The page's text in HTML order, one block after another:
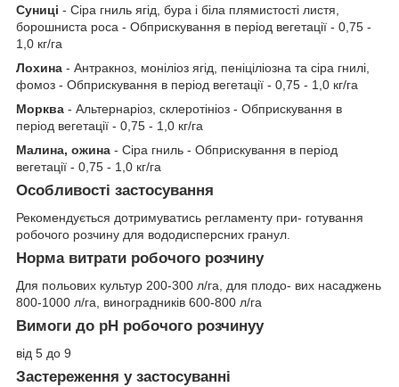
Суниці - Сіра гниль ягід, бура і біла плямистості листя,
борошниста роса - Обприскування в період вегетації - 0,75 -
1,0 кг/га
Лохина - Антракноз, моніліоз ягід, пеніціліозна та сіра гнилі,
фомоз - Обприскування в період вегетації - 0,75 - 1,0 кг/га
Морква - Альтернаріоз, склеротініоз - Обприскування в
період вегетації - 0,75 - 1,0 кг/га
Малина, ожина - Сіра гниль - Обприскування в період
вегетації - 0,75 - 1,0 кг/га
Особливості застосування
Рекомендується дотримуватись регламенту при- готування
робочого розчину для вододисперсних гранул.
Норма витрати робочого розчину
Для польових культур 200-300 л/га, для плодо- вих насаджень
800-1000 л/га, виноградників 600-800 л/га
Вимоги до рН робочого розчинуу
від 5 до 9
Застереження у застосуванні